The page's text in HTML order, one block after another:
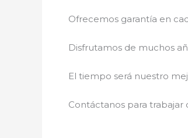
Ofrecemos garantía en
Disfrutamos de muchos
El tiempo será nuestro
Contáctanos para trabajar